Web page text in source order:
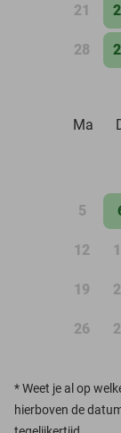
21
28
Ma
5
12
19
26
*Weet je al op
hierboven de